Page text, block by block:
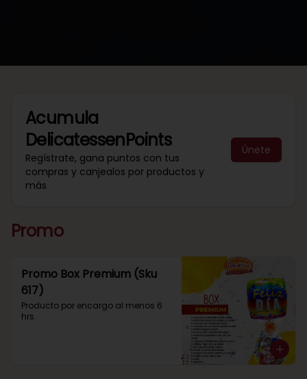
Acumula
DelicatessenPoints
Regístrate, gana puntos con tus
compras y canjealos por productos y
más
Únete
Promo
Promo Box Premium (Sku
617)
Producto por encargo al menos 6
hrs.